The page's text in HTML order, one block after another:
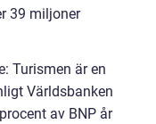
39 miljoner
Turismen är en
Världsbanken
av BNP år